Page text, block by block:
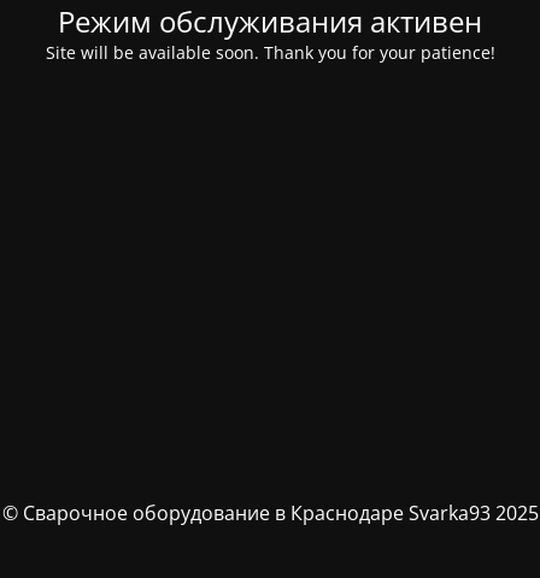
Режим обслуживания активен
Site will be available soon. Thank you for your patience!
© Сварочное оборудование в Краснодаре Svarka93 2025